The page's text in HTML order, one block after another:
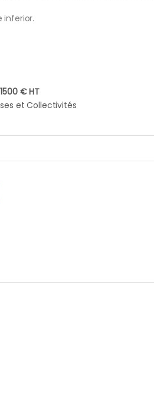
inferior.
€ HT
et Collectivités
et fibre porte mine quantity